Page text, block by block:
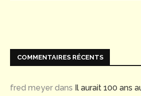
COMMENTAIRES RÉCENTS
fred meyer dans Il aurait 100 ans